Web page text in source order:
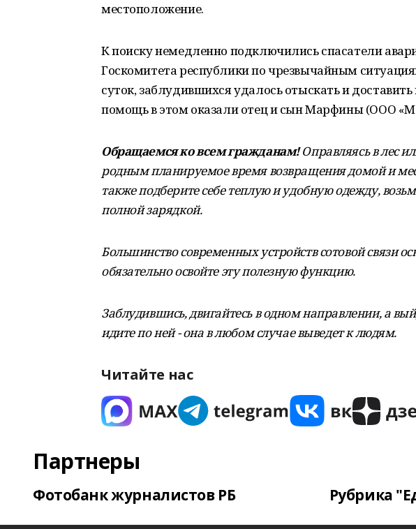
местоположение.
К поиску немедленно подключились спасатели
Госкомитета республики по чрезвычайным
суток, заблудившихся удалось отыскать и доставить
помощь в этом оказали отец и сын Марфины (ООО
Обращаемся ко всем гражданам! Оправляясь в лес
родным планируемое время возвращения домой и
также подберите себе теплую и удобную одежду,
полной зарядкой.
Большинство современных устройств сотовой связи
обязательно освойте эту полезную функцию.
Заблудившись, двигайтесь в одном направлении, а
идите по ней - она в любом случае выведет к людям.
Читайте нас
Партнеры
Фотобанк журналистов РБ Рубрика